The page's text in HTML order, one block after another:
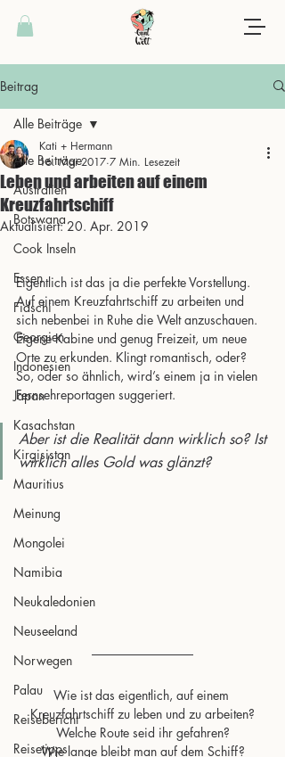
Beitrag
Alle Beiträge
Australien
Botswana
Cook Inseln
Essen
Fidschi
Georgien
Indonesien
Japan
Kasachstan
Kirgisistan
Mauritius
Meinung
Mongolei
Namibia
Neukaledonien
Neuseeland
Norwegen
Palau
Reisebericht
Reisetipps
Alle Beiträge
Leben und arbeiten auf einem
Kreuzfahrtschiff
Kati + Hermann
16. Mai 2017 7 Min. Lesezeit
Aktualisiert:20. Apr. 2019
Eigentlich ist das ja die perfekte Vorstellung.
Auf einem Kreuzfahrtschiff zu arbeiten und
sich nebenbei in Ruhe die Welt anzuschauen.
Eigene Kabine und genug Freizeit, um neue
Orte zu erkunden. Klingt romantisch, oder?
So, oder so ähnlich, wird’s einem ja in vielen
Fernsehreportagen suggeriert.
Aber ist die Realität dann wirklich so? Ist
wirklich alles Gold was glänzt?
Wie ist das eigentlich, auf einem
Kreuzfahrtschiff zu leben und zu arbeiten?
Welche Route seid ihr gefahren?
Wie lange bleibt man auf dem Schiff?